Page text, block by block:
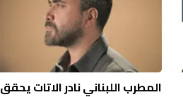
المطرب اللبناني نادر الاتات يحقق